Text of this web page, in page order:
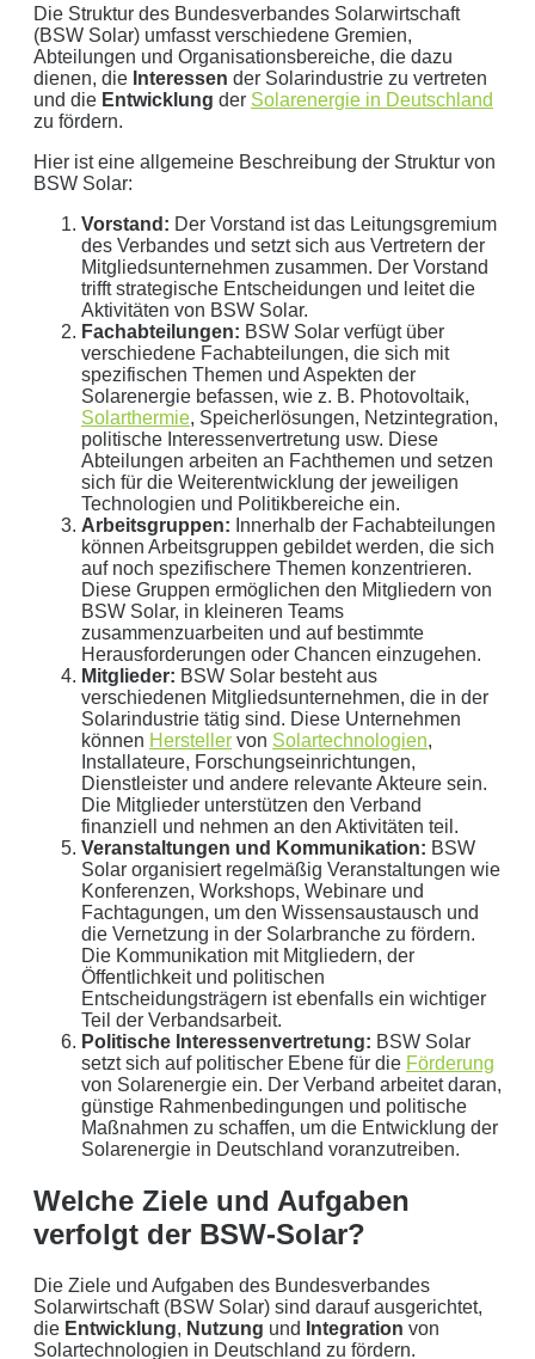
NORDDEUTSCH.
Sie erhalten einen Anruf von uns innerhalb von48
Stunden.Getreu unser Markenpersönlichkeit
behandeln wir Ihr Anliegen von der ersten Minute an
Tugenden.
Aus der Region, für die Region. Daher arbeiten wir
nur mit regionalen Partnern und exklusiv für unsere
Kunden in Schleswig-Holstein.
Ihre Daten in guten Händen:
keine Weitergabe an Dritte
sichere Datenübertragung
Datenlöschung nach Art. 17 DSGVO
Keine Newsletter oder Spam
Die Struktur des Bundesverbandes Solarwirtschaft
(BSW Solar) umfasst verschiedene Gremien,
Abteilungen und Organisationsbereiche, die dazu
dienen, die Interessen der Solarindustrie zu vertreten
und die Entwicklung der Solarenergie in Deutschland
zu fördern.
Hier ist eine allgemeine Beschreibung der Struktur von
BSW Solar:
Vorstand: Der Vorstand ist das Leitungsgremium
des Verbandes und setzt sich aus Vertretern der
Mitgliedsunternehmen zusammen. Der Vorstand
trifft strategische Entscheidungen und leitet die
Aktivitäten von BSW Solar.
Fachabteilungen: BSW Solar verfügt über
verschiedene Fachabteilungen, die sich mit
spezifischen Themen und Aspekten der
Solarenergie befassen, wie z. B. Photovoltaik,
Solarthermie, Speicherlösungen, Netzintegration,
politische Interessenvertretung usw. Diese
Abteilungen arbeiten an Fachthemen und setzen
sich für die Weiterentwicklung der jeweiligen
Technologien und Politikbereiche ein.
Arbeitsgruppen: Innerhalb der Fachabteilungen
können Arbeitsgruppen gebildet werden, die sich
auf noch spezifischere Themen konzentrieren.
Diese Gruppen ermöglichen den Mitgliedern von
BSW Solar, in kleineren Teams
zusammenzuarbeiten und auf bestimmte
Herausforderungen oder Chancen einzugehen.
Mitglieder: BSW Solar besteht aus
verschiedenen Mitgliedsunternehmen, die in der
Solarindustrie tätig sind. Diese Unternehmen
können Hersteller von Solartechnologien,
Installateure, Forschungseinrichtungen,
Dienstleister und andere relevante Akteure sein.
Die Mitglieder unterstützen den Verband
finanziell und nehmen an den Aktivitäten teil.
Veranstaltungen und Kommunikation: BSW
Solar organisiert regelmäßig Veranstaltungen wie
Konferenzen, Workshops, Webinare und
Fachtagungen, um den Wissensaustausch und
die Vernetzung in der Solarbranche zu fördern.
Die Kommunikation mit Mitgliedern, der
Öffentlichkeit und politischen
Entscheidungsträgern ist ebenfalls ein wichtiger
Teil der Verbandsarbeit.
Politische Interessenvertretung: BSW Solar
setzt sich auf politischer Ebene für die Förderung
von Solarenergie ein. Der Verband arbeitet daran,
günstige Rahmenbedingungen und politische
Maßnahmen zu schaffen, um die Entwicklung der
Solarenergie in Deutschland voranzutreiben.
Welche Ziele und Aufgaben
verfolgt der BSW-Solar?
Die Ziele und Aufgaben des Bundesverbandes
Solarwirtschaft (BSW Solar) sind darauf ausgerichtet,
die Entwicklung, Nutzung und Integration von
Solartechnologien in Deutschland zu fördern.